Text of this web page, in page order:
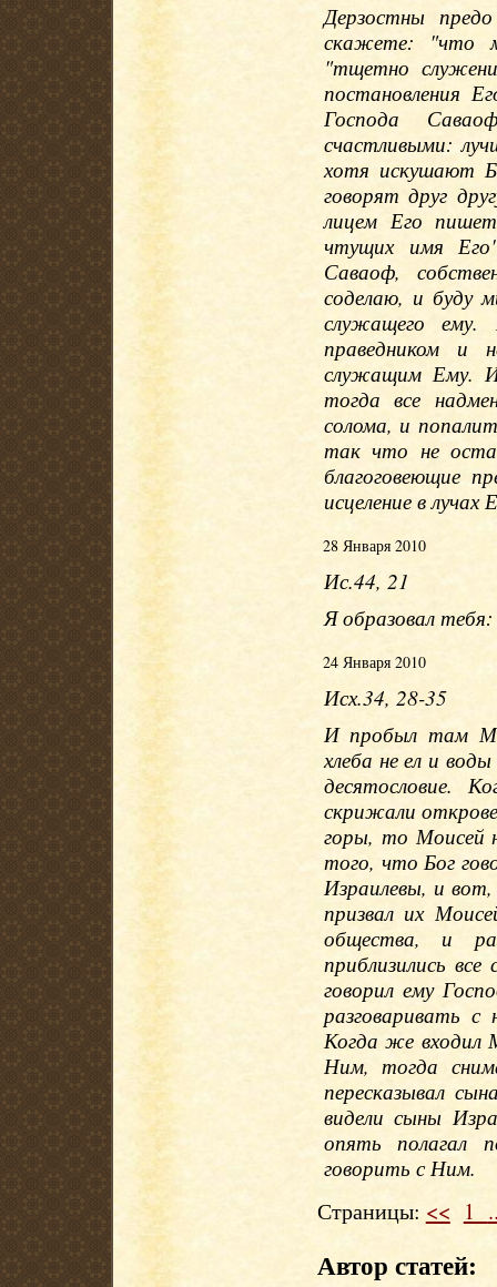
Дерзостны
скажете: "что
"тщетно
постановления
Господа
счастливыми:
хотя искушают
говорят друг
лицем Его
чтущих имя
Саваоф,
соделаю, и буду
служащего
праведником и
служащим Ему.
тогда все
солома, и
так что не
благоговеющие
исцеление в лучах
28 Января 2010
Ис.44, 21
Я образовал
24 Января 2010
Исх.34, 28-35
И пробыл там
хлеба не ел и
десятословие.
скрижали
горы, то Моисей
того, что Бог
Израилевы, и
призвал их
общества, и
приблизились
говорил ему
разговаривать
Когда же входил
Ним, тогда
пересказывал
видели сыны
опять полагал
говорить с Ним.
Страницы: << 1
Автор статей: